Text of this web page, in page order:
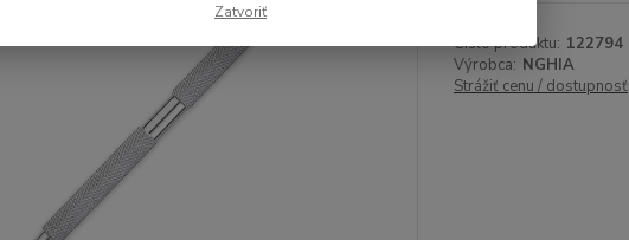
Číslo produktu: 122794
Výrobca: NGHIA
Strážiť cenu / dostupnosť
Zatvoriť